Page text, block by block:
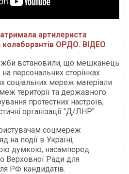
артилериста
колаборантів ОРДО. ВІДЕО
встановили, що мешканець
персональних сторінках
соціальних мереж матеріали
території та державного
протестних настроїв,
організації "Д/ЛНР".
соцмереж
на події в Україні,
думкою, насамперед
Верховної Ради для
РФ кандидатів.